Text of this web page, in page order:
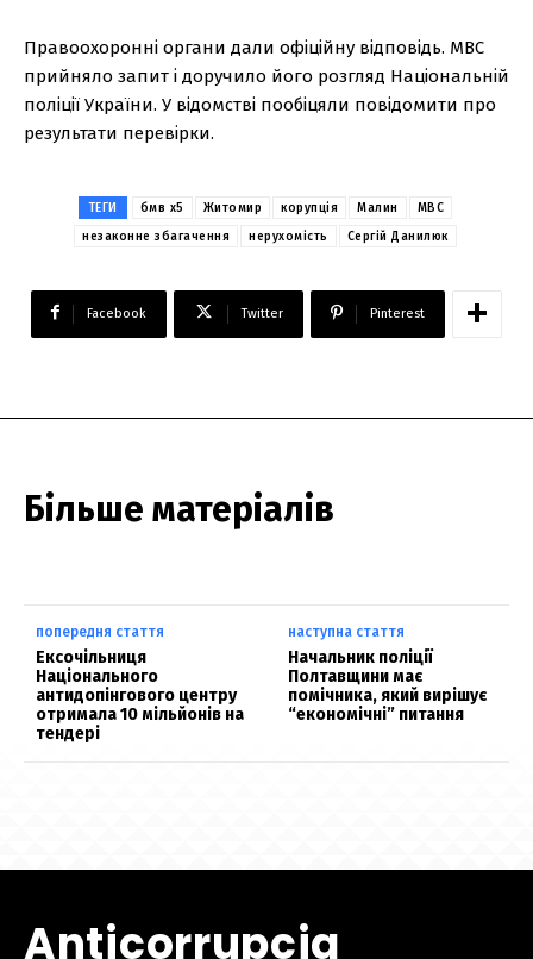
Правоохоронні органи дали офіційну відповідь. МВС
прийняло запит і доручило його розгляд Національній
поліції України. У відомстві пообіцяли повідомити про
результати перевірки.
ТЕГИ бмв x5 Житомир корупція Малин
МВС
незаконне збагачення
нерухомість Сергій Данилюк
Facebook Twitter Pinterest
Більше матеріалів
попередня стаття
Ексочільниця
Національного
антидопінгового центру
отримала 10 мільйонів на
тендері
наступна стаття
Начальник поліції
Полтавщини має
помічника, який вирішує
“економічні” питання
Anticorrupcia